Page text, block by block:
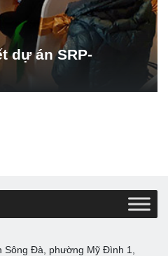
dự án SRP-
Đà, phường Mỹ Đình 1,